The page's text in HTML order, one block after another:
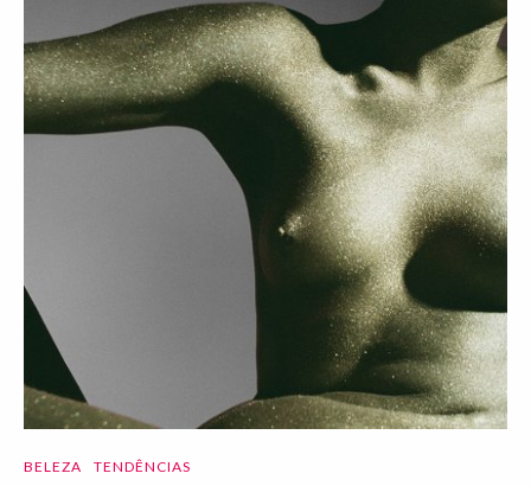
BELEZA TENDÊNCIAS